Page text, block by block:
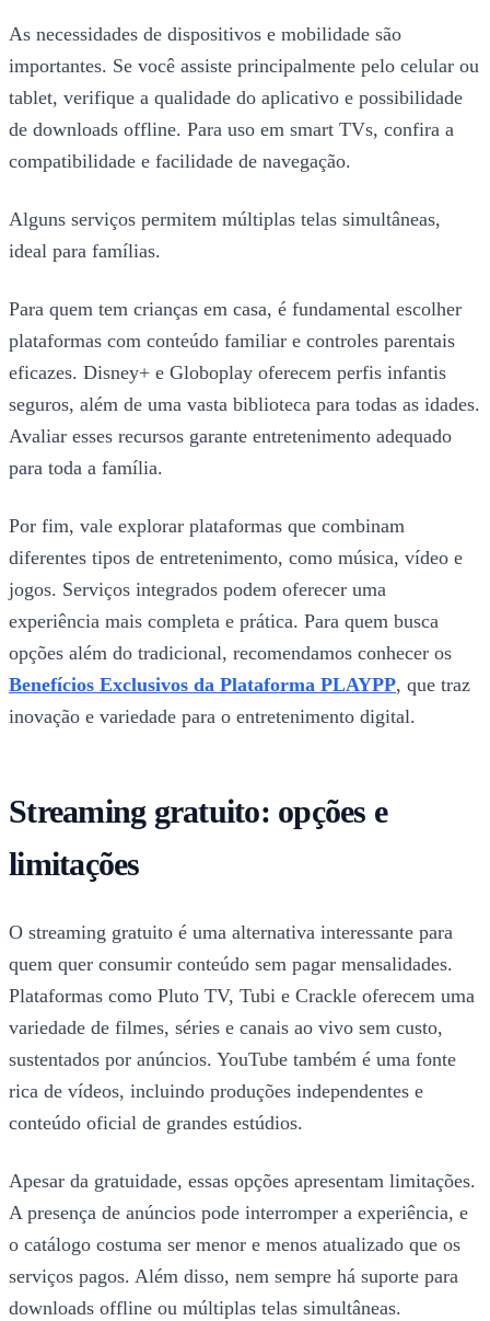
As necessidades de dispositivos e mobilidade são
importantes. Se você assiste principalmente pelo celular ou
tablet, verifique a qualidade do aplicativo e possibilidade
de downloads offline. Para uso em smart TVs, confira a
compatibilidade e facilidade de navegação.
Alguns serviços permitem múltiplas telas simultâneas,
ideal para famílias.
Para quem tem crianças em casa, é fundamental escolher
plataformas com conteúdo familiar e controles parentais
eficazes. Disney+ e Globoplay oferecem perfis infantis
seguros, além de uma vasta biblioteca para todas as idades.
Avaliar esses recursos garante entretenimento adequado
para toda a família.
Por fim, vale explorar plataformas que combinam
diferentes tipos de entretenimento, como música, vídeo e
jogos. Serviços integrados podem oferecer uma
experiência mais completa e prática. Para quem busca
opções além do tradicional, recomendamos conhecer os
Benefícios Exclusivos da Plataforma PLAYPP, que traz
inovação e variedade para o entretenimento digital.
Streaming gratuito: opções e
limitações
O streaming gratuito é uma alternativa interessante para
quem quer consumir conteúdo sem pagar mensalidades.
Plataformas como Pluto TV, Tubi e Crackle oferecem uma
variedade de filmes, séries e canais ao vivo sem custo,
sustentados por anúncios. YouTube também é uma fonte
rica de vídeos, incluindo produções independentes e
conteúdo oficial de grandes estúdios.
Apesar da gratuidade, essas opções apresentam limitações.
A presença de anúncios pode interromper a experiência, e
o catálogo costuma ser menor e menos atualizado que os
serviços pagos. Além disso, nem sempre há suporte para
downloads offline ou múltiplas telas simultâneas.